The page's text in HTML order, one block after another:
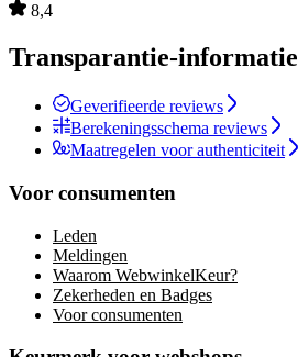
8,4
Transparantie-informatie
Geverifieerde reviews
Berekeningsschema reviews
Maatregelen voor authenticiteit
Voor consumenten
Leden
Meldingen
Waarom WebwinkelKeur?
Zekerheden en Badges
Voor consumenten